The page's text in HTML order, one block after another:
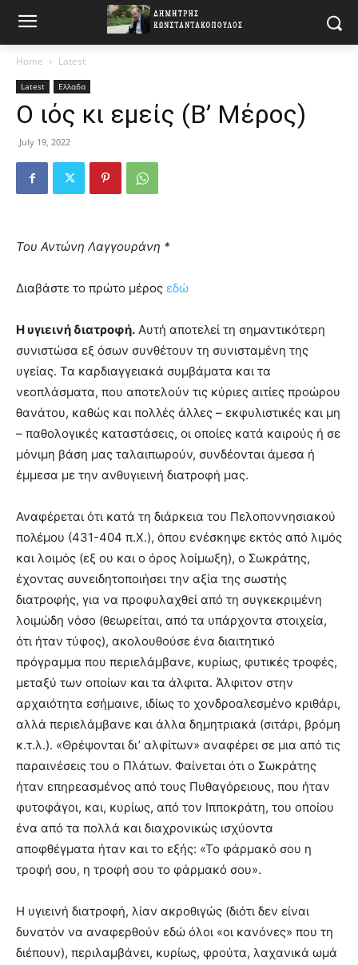
Home Latest
Latest Ελλαδα
Ο ιός κι εμείς (Β’ Μέρος)
July 19, 2022
Του Αντώνη Λαγγουράνη *
Διαβάστε το πρώτο μέρος εδώ
Η υγιεινή διατροφή. Αυτή αποτελεί τη σημαντικότερη
συνιστώσα εξ όσων συνθέτουν τη συνισταμένη της
υγείας. Τα καρδιαγγειακά συμβάματα και τα
νεοπλάσματα, που αποτελούν τις κύριες αιτίες προώρου
θανάτου, καθώς και πολλές άλλες – εκφυλιστικές και μη
– παθολογικές καταστάσεις, οι οποίες κατά καιρούς ή σε
μόνιμη βάση μας ταλαιπωρούν, συνδέονται άμεσα ή
έμμεσα με την ανθυγιεινή διατροφή μας.
Αναφέρεται ότι κατά τη διάρκεια του Πελοποννησιακού
πολέμου (431-404 π.Χ.), όπου ενέσκηψε εκτός από λιμός
και λοιμός (εξ ου και ο όρος λοίμωξη), ο Σωκράτης,
έχοντας συνειδητοποιήσει την αξία της σωστής
διατροφής, για να προφυλαχθεί από τη συγκεκριμένη
λοιμώδη νόσο (θεωρείται, από τα υπάρχοντα στοιχεία,
ότι ήταν τύφος), ακολουθούσε ένα διαιτητικό
πρόγραμμα που περιελάμβανε, κυρίως, φυτικές τροφές,
μεταξύ των οποίων και τα άλφιτα. Άλφιτον στην
αρχαιότητα εσήμαινε, ιδίως το χονδροαλεσμένο κριθάρι,
αλλά περιελάμβανε και άλλα δημητριακά (σιτάρι, βρόμη
κ.τ.λ.). «Θρέψονται δι’ αλφίτων» αναφέρει σε μια από τις
παραινέσεις του ο Πλάτων. Φαίνεται ότι ο Σωκράτης
ήταν επηρεασμένος από τους Πυθαγόρειους, που ήταν
φυτοφάγοι, και, κυρίως, από τον Ιπποκράτη, του οποίου
ένα από τα πολλά και διαχρονικώς ισχύοντα
αποφθέγματα ήταν και το εξής: «Το φάρμακό σου η
τροφή σου, η τροφή σου το φάρμακό σου».
Η υγιεινή διατροφή, λίαν ακροθιγώς (διότι δεν είναι
δυνατόν να αναφερθούν εδώ όλοι «οι κανόνες» που τη
διέπουν), περιλαμβάνει, κυρίως, φρούτα, λαχανικά ωμά